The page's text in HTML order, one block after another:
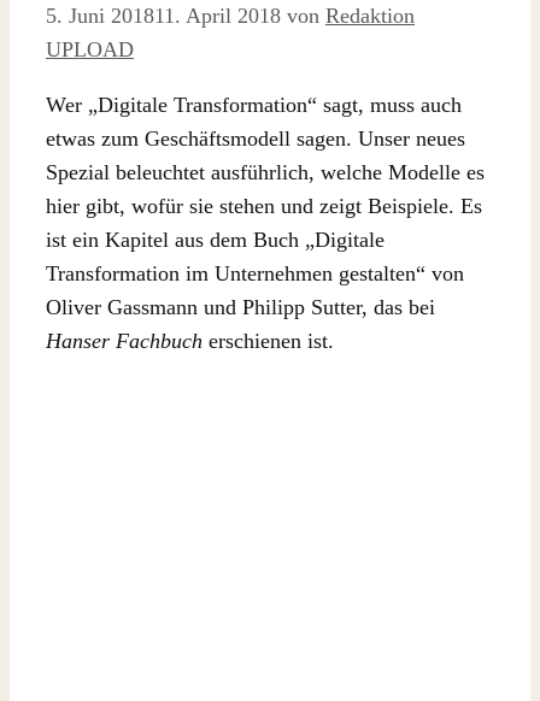
5. Juni 201811. April 2018 von Redaktion
UPLOAD
Wer „Digitale Transformation“ sagt, muss auch
etwas zum Geschäftsmodell sagen. Unser neues
Spezial beleuchtet ausführlich, welche Modelle es
hier gibt, wofür sie stehen und zeigt Beispiele. Es
ist ein Kapitel aus dem Buch „Digitale
Transformation im Unternehmen gestalten“ von
Oliver Gassmann und Philipp Sutter, das bei
Hanser Fachbuch erschienen ist.